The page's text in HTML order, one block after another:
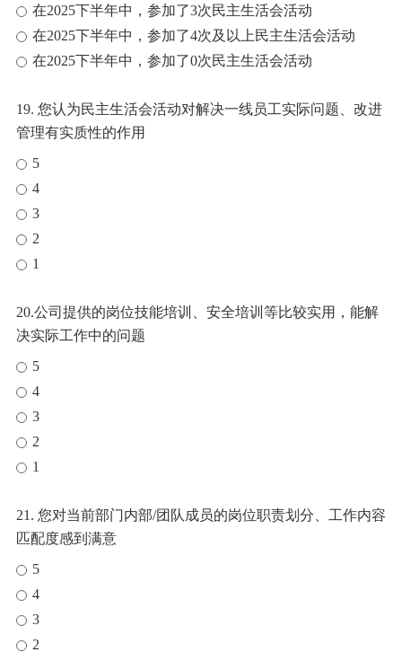
在2025下半年中，参加了3次民主生活会活动
在2025下半年中，参加了4次及以上民主生活会活动
在2025下半年中，参加了0次民主生活会活动
19. 您认为民主生活会活动对解决一线员工实际问题、改进
管理有实质性的作用
5
4
3
2
1
20.公司提供的岗位技能培训、安全培训等比较实用，能解
决实际工作中的问题
5
4
3
2
1
21. 您对当前部门内部/团队成员的岗位职责划分、工作内容
匹配度感到满意
5
4
3
2